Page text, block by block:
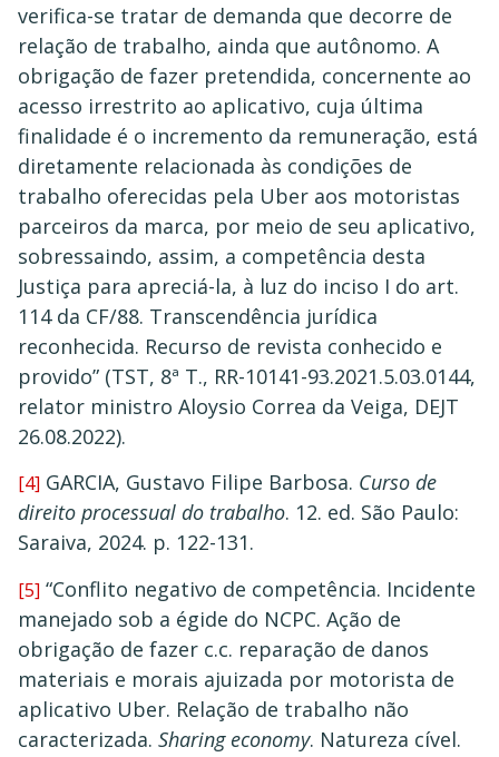
verifica-se tratar de demanda que decorre de
relação de trabalho, ainda que autônomo. A
obrigação de fazer pretendida, concernente ao
acesso irrestrito ao aplicativo, cuja última
finalidade é o incremento da remuneração, está
diretamente relacionada às condições de
trabalho oferecidas pela Uber aos motoristas
parceiros da marca, por meio de seu aplicativo,
sobressaindo, assim, a competência desta
Justiça para apreciá-la, à luz do inciso I do art.
114 da CF/88. Transcendência jurídica
reconhecida. Recurso de revista conhecido e
provido” (TST, 8ª T., RR-10141-93.2021.5.03.0144,
relator ministro Aloysio Correa da Veiga, DEJT
26.08.2022).
[4] GARCIA, Gustavo Filipe Barbosa. Curso de
direito processual do trabalho. 12. ed. São Paulo:
Saraiva, 2024. p. 122-131.
[5] “Conflito negativo de competência. Incidente
manejado sob a égide do NCPC. Ação de
obrigação de fazer c.c. reparação de danos
materiais e morais ajuizada por motorista de
aplicativo Uber. Relação de trabalho não
caracterizada. Sharing economy. Natureza cível.